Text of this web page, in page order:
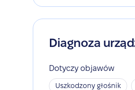
Diagnoza
Dotyczy objawów
Uszkodzony głośnik